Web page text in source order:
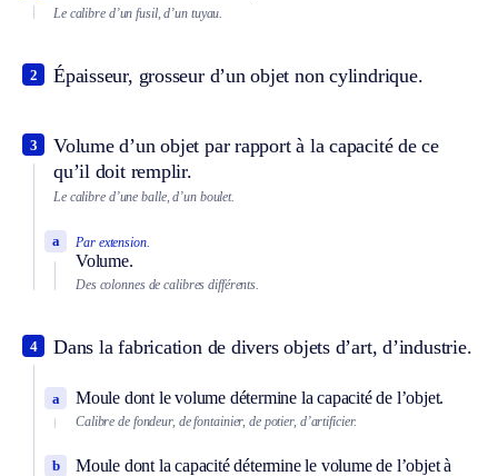
Le calibre d’un fusil, d’un tuyau.
Épaisseur, grosseur d’un objet non cylindrique.
2
Volume d’un objet par rapport à la capacité de ce
qu’il doit remplir.
3
Le calibre d’une balle, d’un boulet.
Par extension.
Volume.
a
Des colonnes de calibres différents.
Dans la fabrication de divers objets d’art, d’industrie.
4
Moule dont le volume détermine la capacité de l’objet.
a
Calibre de fondeur, de fontainier, de potier, d’artificier.
Moule dont la capacité détermine le volume de l’objet à
b